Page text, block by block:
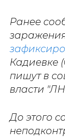
Ранее
Кадиевке
пишут в
власти
До этого